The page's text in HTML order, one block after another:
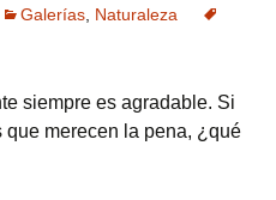
Galerías Naturaleza
siempre es agradable. Si
merecen la pena, ¿qué